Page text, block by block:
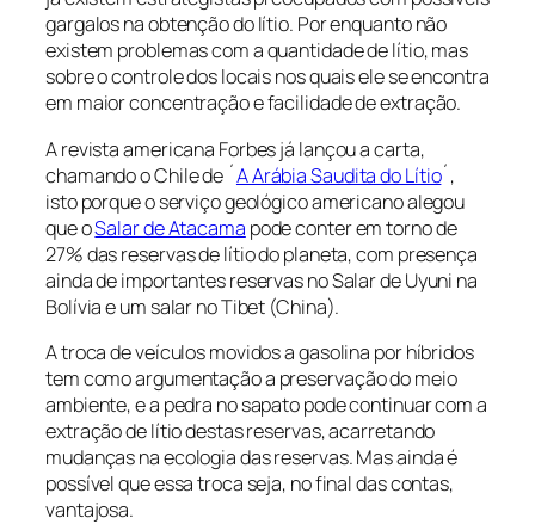
gargalos na obtenção do lítio. Por enquanto não
existem problemas com a quantidade de lítio, mas
sobre o controle dos locais nos quais ele se encontra
em maior concentração e facilidade de extração.
A revista americana Forbes já lançou a carta,
chamando o Chile de ´A Arábia Saudita do Lítio´,
isto porque o serviço geológico americano alegou
que oSalar de Atacama pode conter em torno de
27% das reservas de lítio do planeta, com presença
ainda de importantes reservas no Salar de Uyuni na
Bolívia e um salar no Tibet (China).
A troca de veículos movidos a gasolina por híbridos
tem como argumentação a preservação do meio
ambiente, e a pedra no sapato pode continuar com a
extração de lítio destas reservas, acarretando
mudanças na ecologia das reservas. Mas ainda é
possível que essa troca seja, no final das contas,
vantajosa.